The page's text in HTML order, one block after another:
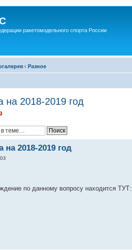
ракетомодельного спорта России
‹ Разное
на 2018-2019 год
2018-2019 год
по данному вопросу находится